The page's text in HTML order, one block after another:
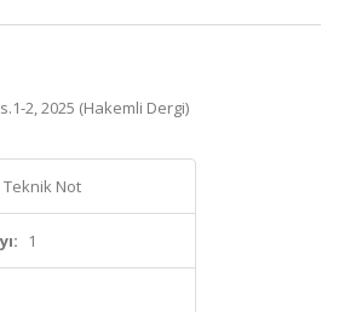
2, 2025 (Hakemli Dergi)
Not
1